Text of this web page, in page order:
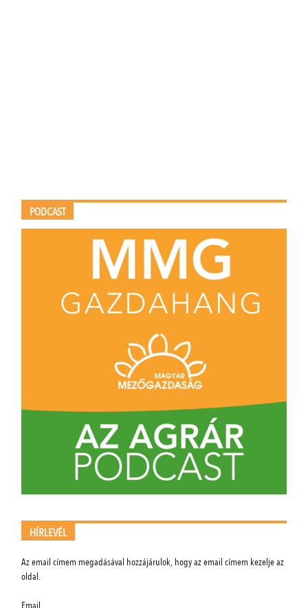
PODCAST
HÍRLEVÉL
Az email címem megadásával hozzájárulok, hogy az email címem kezelje az
oldal.
Email